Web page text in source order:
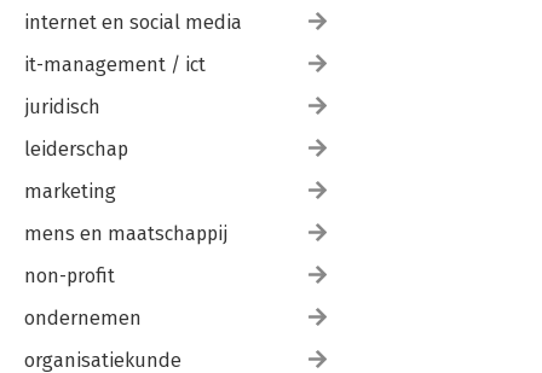
internet en social media
it-management / ict
juridisch
leiderschap
marketing
mens en maatschappij
non-profit
ondernemen
organisatiekunde